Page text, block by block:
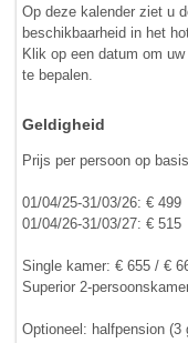
Op deze kalender ziet u
beschikbaarheid in het
Klik op een datum om
te bepalen.
Geldigheid
Prijs per persoon op
01/04/25-31/03/26: € 499
01/04/26-31/03/27: € 515
Single kamer: € 655 / €
Superior 2-
Optioneel: halfpension (3